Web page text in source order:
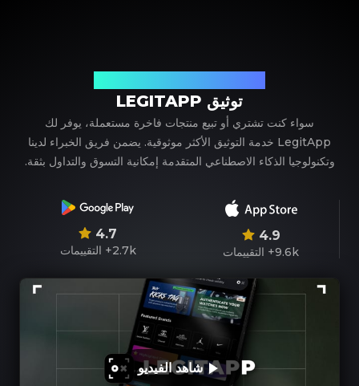
توثيق LEGITAPP
سواء كنت تشتري أو تبيع منتجات فاخرة مستعملة، يوفر لك
LegitApp خدمة التوثيق الأكثر موثوقية. يضمن فريق الخبراء لدينا
وتكنولوجيا الذكاء الاصطناعي المتقدمة إمكانية التسوق والتداول بثقة.
4.9
9.6k+ التقييمات
4.7
2.7k+ التقييمات
شاهد الفيديو